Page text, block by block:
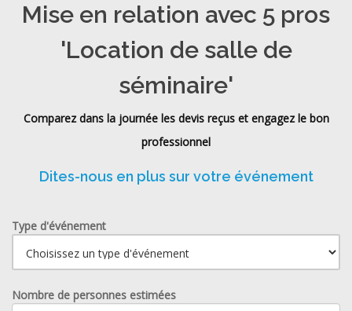
Mise en relation avec 5 pros
'Location de salle de
séminaire'
Comparez dans la journée les devis reçus et engagez le bon
professionnel
Dites-nous en plus sur votre événement
Type d'événement
Nombre de personnes estimées